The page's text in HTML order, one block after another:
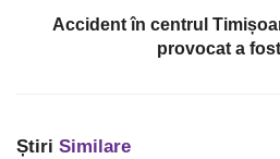
Accident în centrul
provocat a
Știri Similare